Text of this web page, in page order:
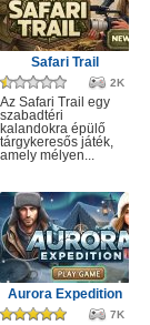
Safari Trail
2K
Az Safari Trail egy
szabadtéri
kalandokra épülő
tárgykeresős játék,
amely mélyen...
Aurora Expedition
7K